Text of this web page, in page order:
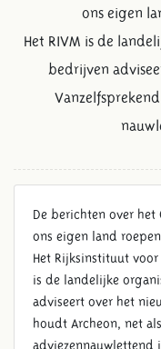
ons eigen
Het RIVM is de
bedrijven
De berichten over
ons eigen land
Het Rijksinstituut
is de landelijke
adviseert over het
houdt Archeon, net
adviezennauwlettend